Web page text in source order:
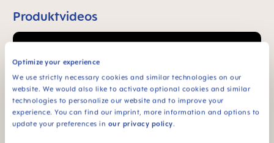
Optimize your experience
We use strictly necessary cookies and similar technologies on our
website. We would also like to activate optional cookies and similar
technologies to personalize our website and to improve your
experience. You can find our imprint, more information and options to
update your preferences in our privacy policy.
Produktvideos